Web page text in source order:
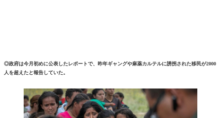
◎政府は今月初めに公表したレポートで、昨年ギャングや麻薬カルテルに誘拐された移民が2000
人を超えたと報告していた。